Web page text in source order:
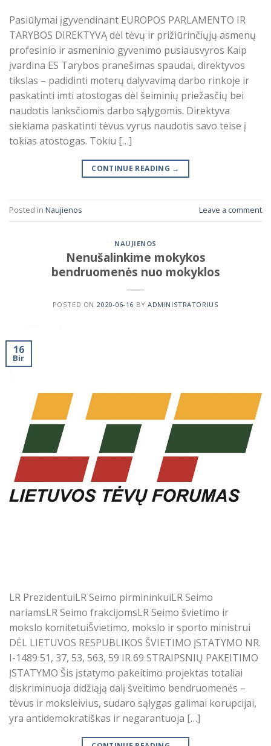
Pasiūlymai įgyvendinant EUROPOS PARLAMENTO IR
TARYBOS DIREKTYVĄ dėl tėvų ir prižiūrinčiųjų asmenų
profesinio ir asmeninio gyvenimo pusiausvyros Kaip
įvardina ES Tarybos pranešimas spaudai, direktyvos
tikslas – padidinti moterų dalyvavimą darbo rinkoje ir
paskatinti imti atostogas dėl šeiminių priežasčių bei
naudotis lanksčiomis darbo sąlygomis. Direktyva
siekiama paskatinti tėvus vyrus naudotis savo teise į
tokias atostogas. Tokiu […]
CONTINUE READING →
Posted in Naujienos Leave a comment
NAUJIENOS
Nenušalinkime mokykos
bendruomenės nuo mokyklos
POSTED ON 2020-06-16 BYADMINISTRATORIUS
16
Bir
LR PrezidentuiLR Seimo pirmininkuiLR Seimo
nariamsLR Seimo frakcijomsLR Seimo švietimo ir
mokslo komitetuiŠvietimo, mokslo ir sporto ministrui
DĖL LIETUVOS RESPUBLIKOS ŠVIETIMO ĮSTATYMO NR.
I-1489 51, 37, 53, 563, 59 IR 69 STRAIPSNIŲ PAKEITIMO
ĮSTATYMO Šis įstatymo pakeitimo projektas totaliai
diskriminuoja didžiąją dalį šveitimo bendruomenės –
tėvus ir moksleivius, sudaro sąlygas galimai korupcijai,
yra antidemokratiškas ir negarantuoja […]